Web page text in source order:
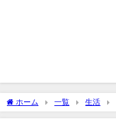
ホーム 一覧 生活